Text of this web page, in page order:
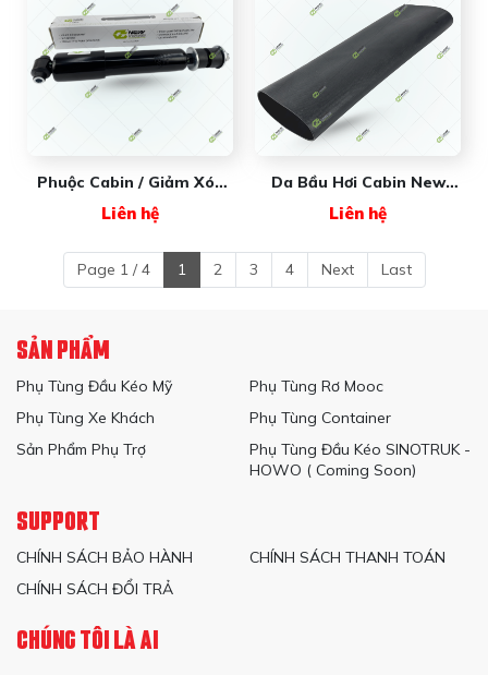
Phuộc Cabin / Giảm Xóc
NW66131 (không Giường)
MAXXFORCE
Liên hệ
Da Bầu Hơi Cabin New
Dùng Cho Xe MAXXFORCE
Liên hệ
Page 1 / 4 1 2 3 4 Next Last
SẢN PHẨM
Phụ Tùng Đầu Kéo Mỹ
Phụ Tùng Rơ Mooc
Phụ Tùng Xe Khách
Phụ Tùng Container
Sản Phẩm Phụ Trợ
Phụ Tùng Đầu Kéo SINOTRUK -
HOWO ( Coming Soon)
SUPPORT
CHÍNH SÁCH BẢO HÀNH
CHÍNH SÁCH THANH TOÁN
CHÍNH SÁCH ĐỔI TRẢ
CHÚNG TÔI LÀ AI